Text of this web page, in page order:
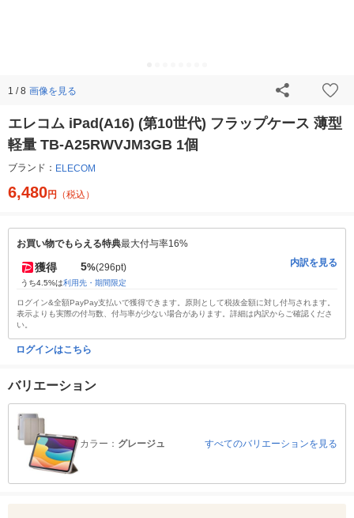
1 / 8 画像を見る
エレコム iPad(A16) (第10世代) フラップケース 薄型
軽量 TB-A25RWVJM3GB 1個
ブランド： ELECOM
6,480円 （税込）
お買い物でもらえる特典最大付与率16%
獲得 5%(296pt)
うち4.5%は利用先・期間限定
内訳を見る
ログイン&全額PayPay支払いで獲得できます。原則として税抜金額に対し付与されます。
表示よりも実際の付与数、付与率が少ない場合があります。詳細は内訳からご確認くださ
い。
ログインはこちら
バリエーション
カラー： グレージュ すべてのバリエーションを見る